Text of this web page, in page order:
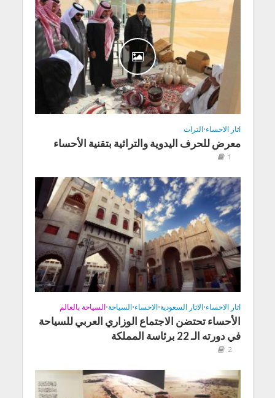
اثار الاحساء•التراث
معرض للحرف اليدوية والتراثية بتقنية الأحساء
1
اثار الاحساء•الاثار السعودية•الاحساء•السياحة•السياحة بالعالم
الأحساء تحتضن الاجتماع الوزاري العربي للسياحة
في دورته الـ 22 برئاسة المملكة
2